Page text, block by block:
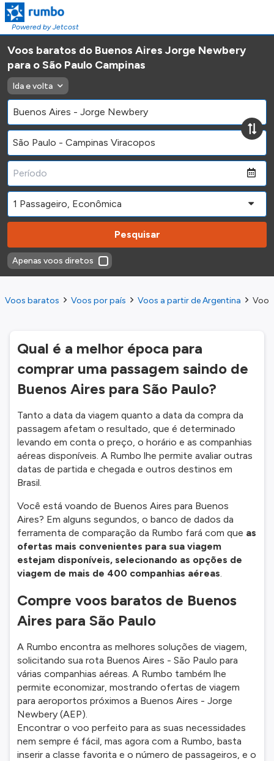
Powered by Jetcost
Voos baratos do Buenos Aires Jorge Newbery
para o São Paulo Campinas
Ida e volta
Pesquisar
Apenas voos diretos
Voos baratos Voos por país Voos a partir de Argentina
Qual é a melhor época para
comprar uma passagem saindo de
Buenos Aires para São Paulo?
Tanto a data da viagem quanto a data da compra da
passagem afetam o resultado, que é determinado
levando em conta o preço, o horário e as companhias
aéreas disponíveis. A Rumbo lhe permite avaliar outras
datas de partida e chegada e outros destinos em
Brasil.
Você está voando de Buenos Aires para Buenos
Aires? Em alguns segundos, o banco de dados da
ferramenta de comparação da Rumbo fará com que as
ofertas mais convenientes para sua viagem
estejam disponíveis, selecionando as opções de
viagem de mais de 400 companhias aéreas.
Compre voos baratos de Buenos
Aires para São Paulo
A Rumbo encontra as melhores soluções de viagem,
solicitando sua rota Buenos Aires - São Paulo para
várias companhias aéreas. A Rumbo também lhe
permite economizar, mostrando ofertas de viagem
para aeroportos próximos a Buenos Aires - Jorge
Newbery (AEP).
Encontrar o voo perfeito para as suas necessidades
nem sempre é fácil, mas agora com a Rumbo, basta
inserir a classe favorita e o número de passageiros, e o